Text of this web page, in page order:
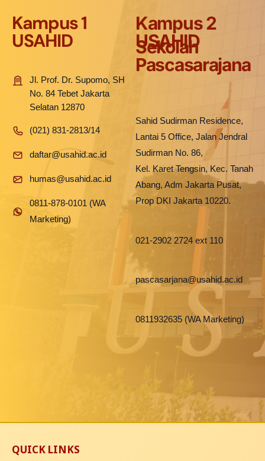
Kampus 1
USAHID
Jl. Prof. Dr. Supomo, SH
No. 84 Tebet Jakarta
Selatan 12870
(021) 831-2813/14
daftar@usahid.ac.id
humas@usahid.ac.id
0811-878-0101 (WA
Marketing)
Kampus 2
USAHID
Sekolah
Pascasarajana
Sahid Sudirman Residence,
Lantai 5 Office, Jalan Jendral
Sudirman No. 86,
Kel. Karet Tengsin, Kec. Tanah
Abang, Adm Jakarta Pusat,
Prop DKI Jakarta 10220.
021-2902 2724 ext 110
pascasarjana@usahid.ac.id
0811932635 (WA Marketing)
QUICK LINKS